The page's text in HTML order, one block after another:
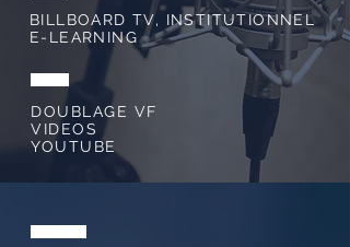
BILLBOARD TV, INSTITUTIONNEL
E-LEARNING
DOUBLAGE VF
VIDEOS
YOUTUBE